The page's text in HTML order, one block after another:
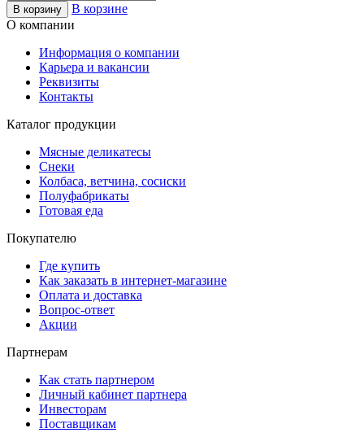
В корзину
В корзине
О компании
Информация о компании
Карьера и вакансии
Реквизиты
Контакты
Каталог продукции
Мясные деликатесы
Снеки
Колбаса, ветчина, сосиски
Полуфабрикаты
Готовая еда
Покупателю
Где купить
Как заказать в интернет-магазине
Оплата и доставка
Вопрос-ответ
Акции
Партнерам
Как стать партнером
Личный кабинет партнера
Инвесторам
Поставщикам